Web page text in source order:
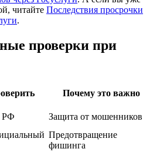
читайте Последствия просрочки
.
проверки при
Почему это важно
РФ Защита от мошенников
Предотвращение
фишинга